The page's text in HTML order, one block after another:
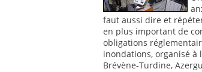
faut aussi dire et
en plus important de
obligations
inondations, organisé
Brévène-Turdine,